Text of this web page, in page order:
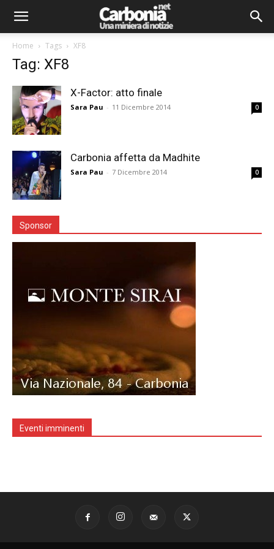
Home Tags XF8
Tag: XF8
X-Factor: atto finale
Sara Pau - 11 Dicembre 2014 0
Carbonia affetta da Madhite
Sara Pau - 7 Dicembre 2014 0
Sponsor
Eventi imminenti